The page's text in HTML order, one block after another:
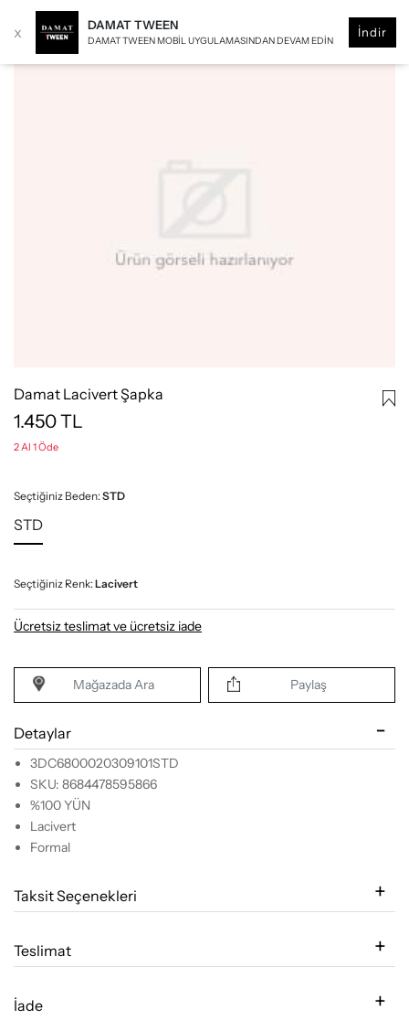
x DAMAT TWEEN
DAMAT TWEEN MOBIL UYGULAMASINDAN DEVAM EDIN
İndir
Damat Lacivert Şapka
1.450TL
2 Al 1 Öde
Seçtiğiniz Beden:STD
STD
Seçtiğiniz Renk:Lacivert
Ücretsiz teslimat ve ücretsiz iade
Mağazada Ara Paylaş
Detaylar
3DC6800020309101STD
SKU: 8684478595866
%100 YÜN
Lacivert
Formal
Taksit Seçenekleri
Teslimat
İade